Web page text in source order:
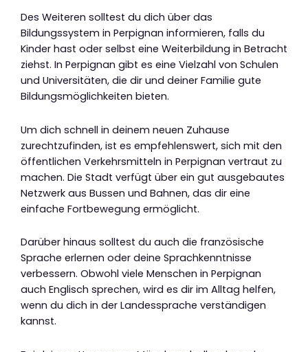
Des Weiteren solltest du dich über das
Bildungssystem in Perpignan informieren, falls du
Kinder hast oder selbst eine Weiterbildung in Betracht
ziehst. In Perpignan gibt es eine Vielzahl von Schulen
und Universitäten, die dir und deiner Familie gute
Bildungsmöglichkeiten bieten.
Um dich schnell in deinem neuen Zuhause
zurechtzufinden, ist es empfehlenswert, sich mit den
öffentlichen Verkehrsmitteln in Perpignan vertraut zu
machen. Die Stadt verfügt über ein gut ausgebautes
Netzwerk aus Bussen und Bahnen, das dir eine
einfache Fortbewegung ermöglicht.
Darüber hinaus solltest du auch die französische
Sprache erlernen oder deine Sprachkenntnisse
verbessern. Obwohl viele Menschen in Perpignan
auch Englisch sprechen, wird es dir im Alltag helfen,
wenn du dich in der Landessprache verständigen
kannst.